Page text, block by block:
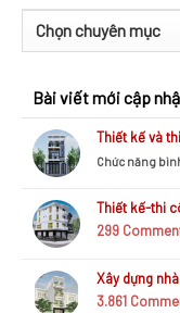
Danh
viết
Bài viết mới cập
Thiết kế và
Chức năng
Thiết kế-thi
299
Xây dựng
3.861